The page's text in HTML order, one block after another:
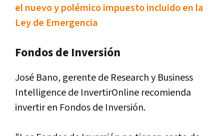
el nuevo y polémico impuesto incluido en la
Ley de Emergencia
Fondos de Inversión
José Bano, gerente de Research y Business
Intelligence de InvertirOnline recomienda
invertir en Fondos de Inversión.